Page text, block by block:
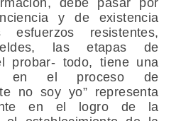
y de existencia
esfuerzos resistentes,
las etapas de
probar- todo, tiene una
en el proceso de
no soy yo” representa
en el logro de la